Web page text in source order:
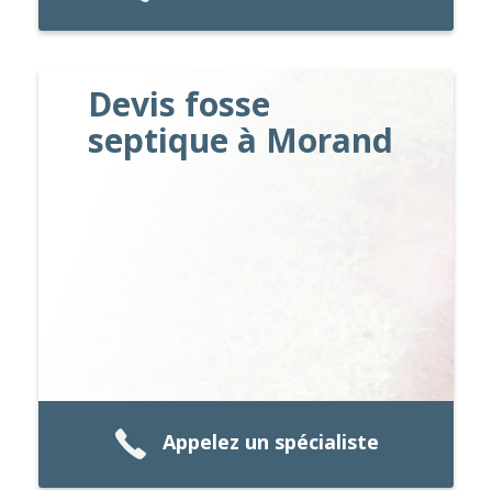
Devis fosse
septique à Morand
Appelez un spécialiste